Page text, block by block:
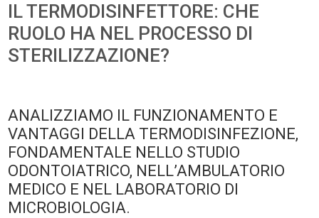
IL TERMODISINFETTORE: CHE
RUOLO HA NEL PROCESSO DI
STERILIZZAZIONE?
ANALIZZIAMO IL FUNZIONAMENTO E
VANTAGGI DELLA TERMODISINFEZIONE,
FONDAMENTALE NELLO STUDIO
ODONTOIATRICO, NELL’AMBULATORIO
MEDICO E NEL LABORATORIO DI
MICROBIOLOGIA.